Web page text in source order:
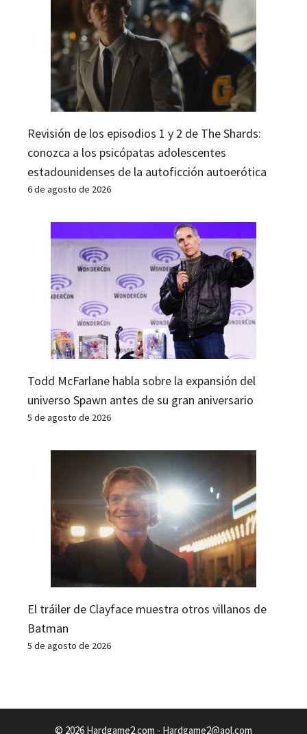
Revisión de los episodios 1 y 2 de The Shards:
conozca a los psicópatas adolescentes
estadounidenses de la autoficción autoerótica
6 de agosto de 2026
Todd McFarlane habla sobre la expansión del
universo Spawn antes de su gran aniversario
5 de agosto de 2026
El tráiler de Clayface muestra otros villanos de
Batman
5 de agosto de 2026
© 2026 Hardgame2.com - Hardgame2@aol.com